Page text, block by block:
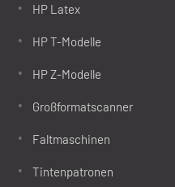
HP Latex
HP T-Modelle
HP Z-Modelle
Großformatscanner
Faltmaschinen
Tintenpatronen